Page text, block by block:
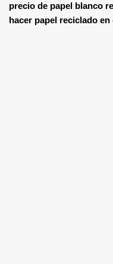
precio de papel blanco
hacer papel reciclado en